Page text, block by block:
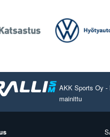
AKK Sports Oy -
mainittu